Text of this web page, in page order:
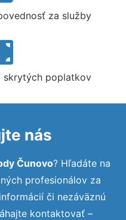
za služby
skrytých poplatkov
nás
Čunovo? Hľadáte na
profesionálov za
či nezáväznú
kontaktovať –